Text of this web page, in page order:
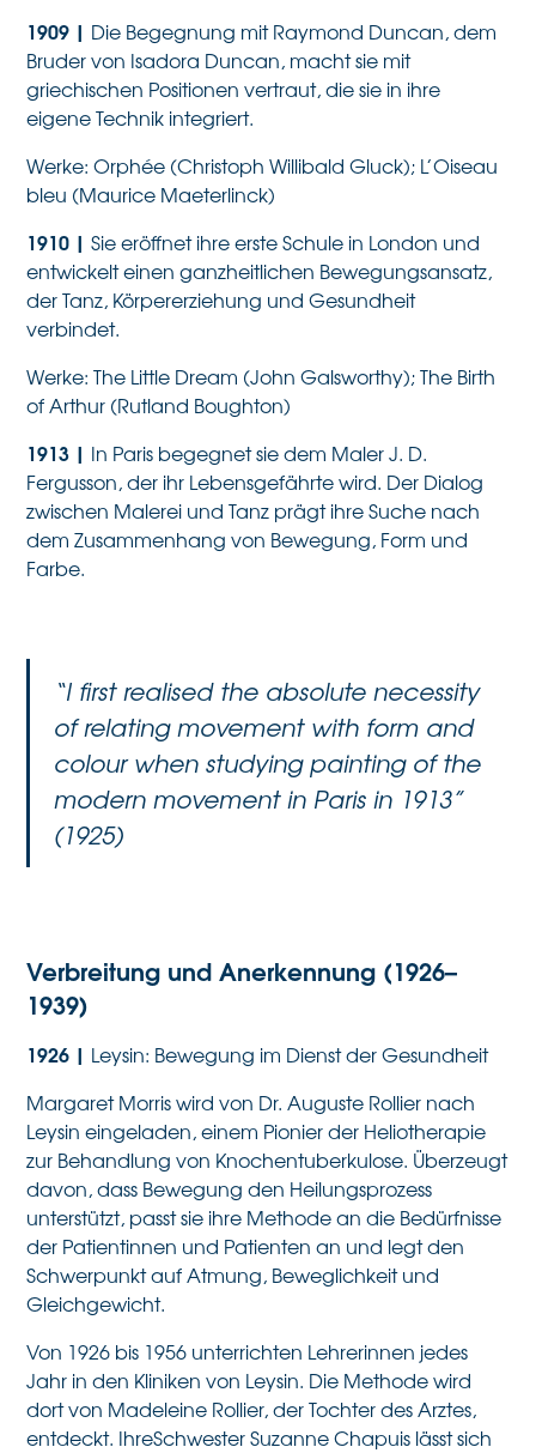
1909 | Die Begegnung mit Raymond Duncan, dem
Bruder von Isadora Duncan, macht sie mit
griechischen Positionen vertraut, die sie in ihre
eigene Technik integriert.
Werke: Orphée (Christoph Willibald Gluck); L’Oiseau
bleu (Maurice Maeterlinck)
1910 | Sie eröffnet ihre erste Schule in London und
entwickelt einen ganzheitlichen Bewegungsansatz,
der Tanz, Körpererziehung und Gesundheit
verbindet.
Werke: The Little Dream (John Galsworthy); The Birth
of Arthur (Rutland Boughton)
1913 | In Paris begegnet sie dem Maler J. D.
Fergusson, der ihr Lebensgefährte wird. Der Dialog
zwischen Malerei und Tanz prägt ihre Suche nach
dem Zusammenhang von Bewegung, Form und
Farbe.
“I first realised the absolute necessity
of relating movement with form and
colour when studying painting of the
modern movement in Paris in 1913”
(1925)
Verbreitung und Anerkennung (1926–
1939)
1926 | Leysin: Bewegung im Dienst der Gesundheit
Margaret Morris wird von Dr. Auguste Rollier nach
Leysin eingeladen, einem Pionier der Heliotherapie
zur Behandlung von Knochentuberkulose. Überzeugt
davon, dass Bewegung den Heilungsprozess
unterstützt, passt sie ihre Methode an die Bedürfnisse
der Patientinnen und Patienten an und legt den
Schwerpunkt auf Atmung, Beweglichkeit und
Gleichgewicht.
Von 1926 bis 1956 unterrichten Lehrerinnen jedes
Jahr in den Kliniken von Leysin. Die Methode wird
dort von Madeleine Rollier, der Tochter des Arztes,
entdeckt. IhreSchwester Suzanne Chapuis lässt sich